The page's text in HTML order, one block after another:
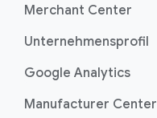
Merchant Center
Unternehmensprofil
Google Analytics
Manufacturer Center